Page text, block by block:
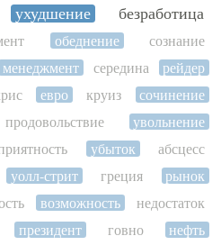
ухудшение безработица
обеднение
сознание
менеджмент середина
рейдер
евро круиз
сочинение
продовольствие
увольнение
убыток
абсцесс
уолл-стрит греция
рынок
возможность
недостаток
президент говно
нефть